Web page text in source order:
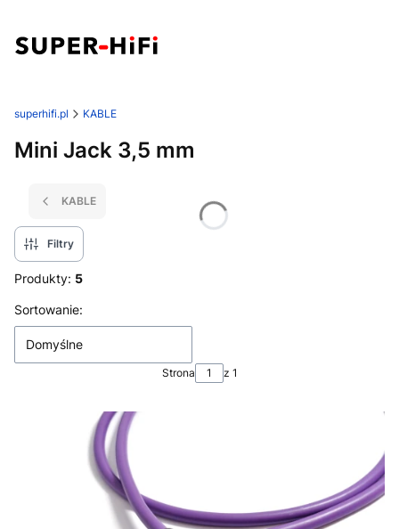
superhifi.pl KABLE
Mini Jack 3,5 mm
KABLE
Filtry
Produkty: 5
Lista produktów
Sortowanie:
Domyślne
Strona z 1